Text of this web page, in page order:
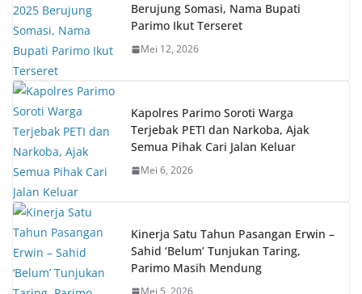
Berujung Somasi, Nama Bupati
Parimo Ikut Terseret
Mei 12, 2026
Kapolres Parimo Soroti Warga
Terjebak PETI dan Narkoba, Ajak
Semua Pihak Cari Jalan Keluar
Mei 6, 2026
Kinerja Satu Tahun Pasangan Erwin –
Sahid ‘Belum’ Tunjukan Taring,
Parimo Masih Mendung
Mei 5, 2026